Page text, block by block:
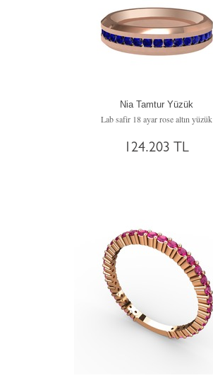
Nia Tamtur Yüzük
Lab safir 18 ayar rose altın yüzük
124.203 TL